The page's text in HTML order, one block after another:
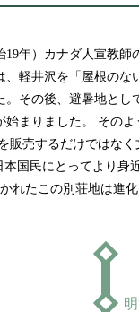
年）カナダ人宣教
軽井沢を「屋根の
その後、避暑地と
まりました。 その
販売するだけではな
国民にとってより身
れたこの別荘地は進化